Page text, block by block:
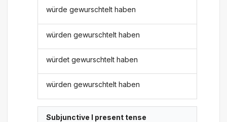
würde gewurschtelt haben
würden gewurschtelt haben
würdet gewurschtelt haben
würden gewurschtelt haben
Subjunctive I present tense